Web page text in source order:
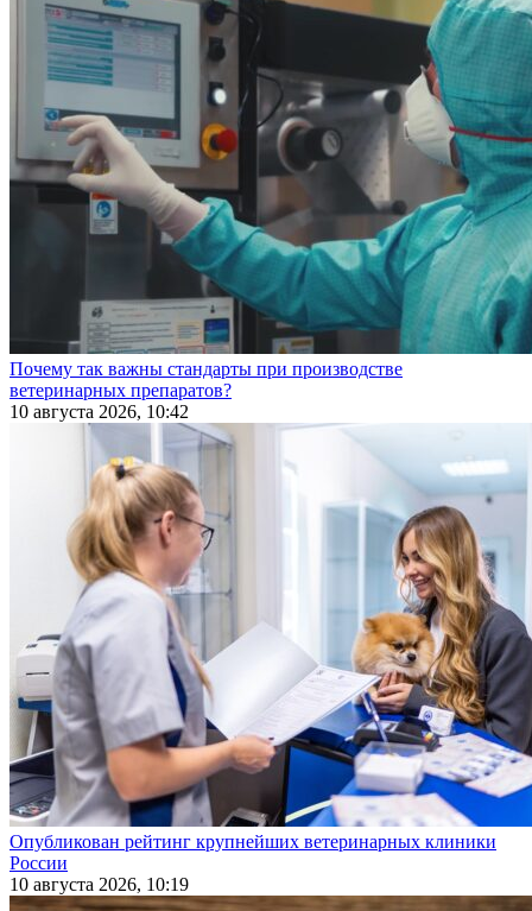
Почему так важны стандарты при производстве
ветеринарных препаратов?
10 августа 2026, 10:42
Опубликован рейтинг крупнейших ветеринарных клиники
России
10 августа 2026, 10:19